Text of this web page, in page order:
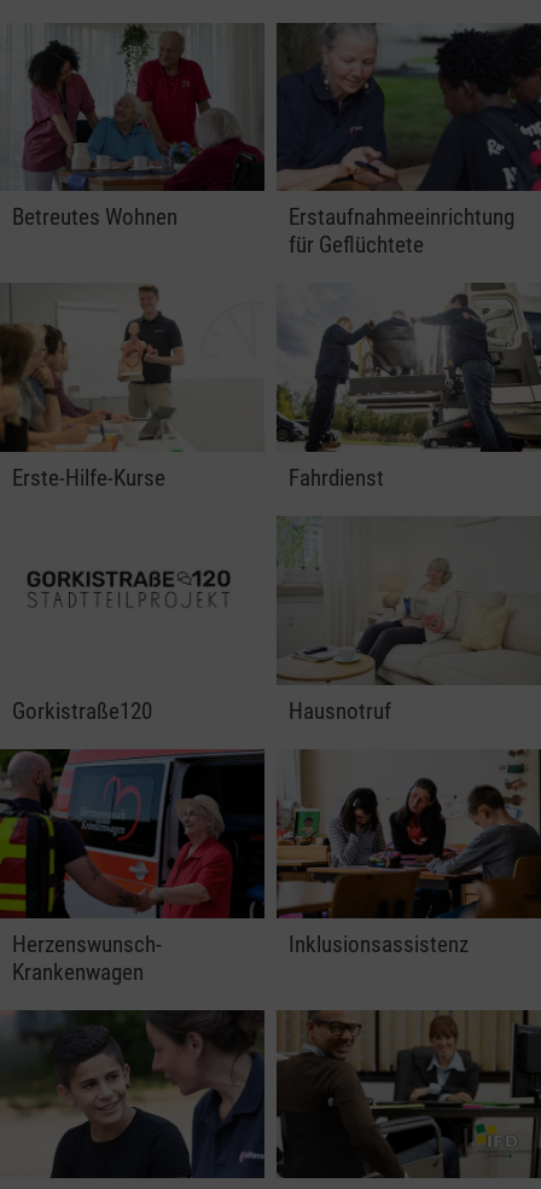
Betreutes Wohnen
Erstaufnahmeeinrichtung
für Geflüchtete
Erste-Hilfe-Kurse Fahrdienst
Gorkistraße120 Hausnotruf
Herzenswunsch-
Krankenwagen
Inklusionsassistenz